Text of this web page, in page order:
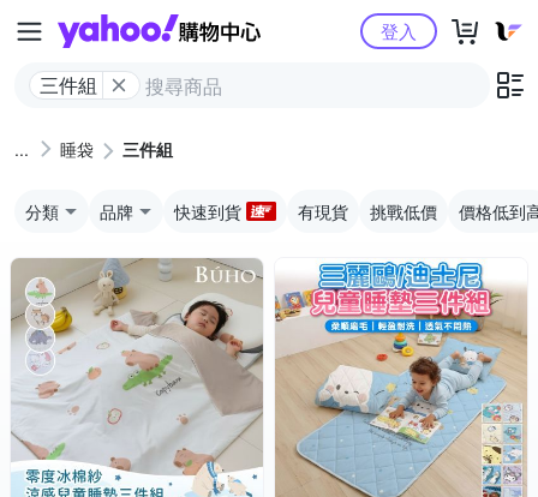
Yahoo購物中心
三件組
登入
睡袋 三件組
分類 品牌 快速到貨 有現貨 挑戰低價 價格低到